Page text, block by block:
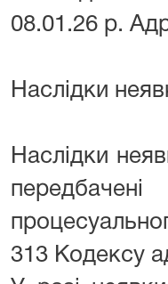
08.01.26 р.
Наслідки
Наслідки
313 Кодексу